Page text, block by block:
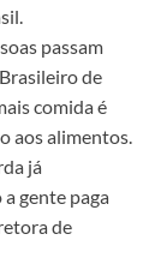
passam
de
comida é
aos alimentos.
já
gente paga
de